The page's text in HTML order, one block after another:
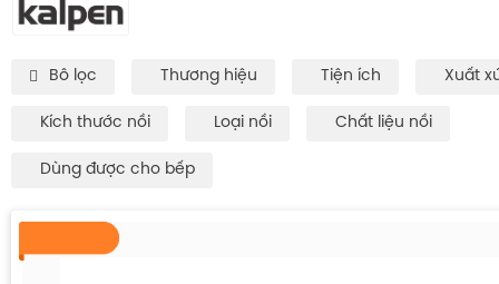
Bô lọc Thương hiệu Tiện ích Xuất
Kích thước nồi Loại nồi Chất liệu nồi
Dùng được cho bếp